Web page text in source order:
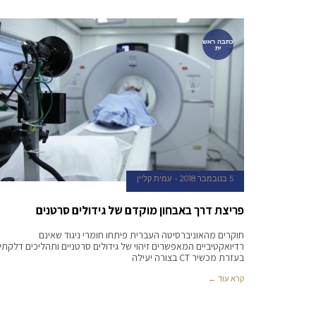
כתבה ראש
ית
5 בנובמבר 2018 עמית קליין
פריצת דרך באבחון מוקדם של גידולים סרטנים
חוקרים מהאוניברסיטה העברית פיתחו חומרי ניגוד שאינם
רדיואקטיביים המאפשרים זיהוי של גידולים סרטניים ותהליכים
בעזרת מכשיר CT בצורה יעילה
קרא עוד ←